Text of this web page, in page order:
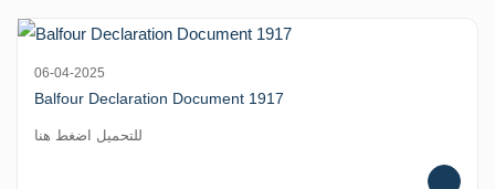
06-04-2025
Balfour Declaration Document 1917
للتحميل اضغط هنا